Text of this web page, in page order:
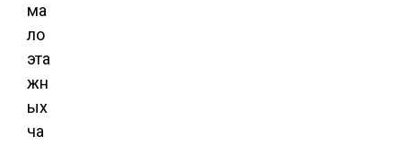
ма
ло
эта
жн
ых
ча